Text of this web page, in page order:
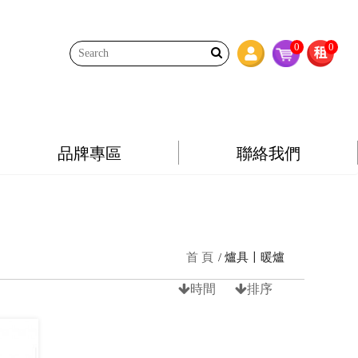
0 0
品牌專區 聯絡我們
首 頁 爐具〡暖爐
時間 排序